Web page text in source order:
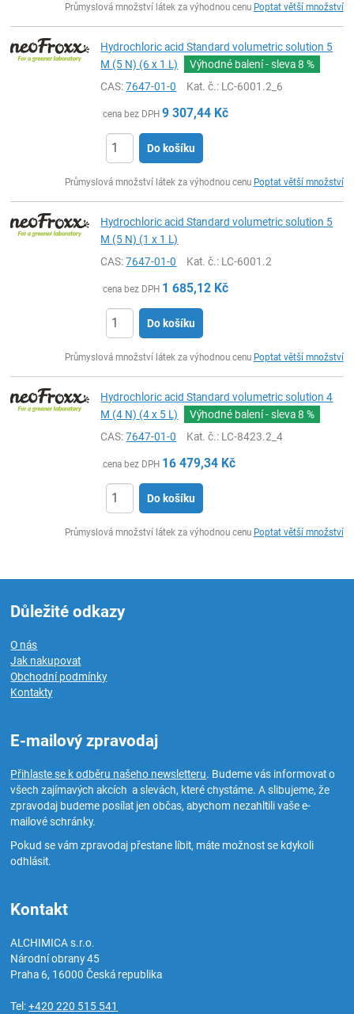
Průmyslová množství látek za výhodnou cenu Poptat větší množství
Hydrochloric acid Standard volumetric solution 5
M (5 N) (6 x 1 L)
Výhodné balení - sleva8 %
CAS:7647-01-0 Kat. č.: LC-6001.2_6
cena bez DPH 9 307,44 Kč
Do košíku
Průmyslová množství látek za výhodnou cenu Poptat větší množství
Hydrochloric acid Standard volumetric solution 5
M (5 N) (1 x 1 L)
CAS:7647-01-0 Kat. č.: LC-6001.2
cena bez DPH 1 685,12 Kč
Do košíku
Průmyslová množství látek za výhodnou cenu Poptat větší množství
Hydrochloric acid Standard volumetric solution 4
M (4 N) (4 x 5 L)
Výhodné balení - sleva8 %
CAS:7647-01-0 Kat. č.: LC-8423.2_4
cena bez DPH 16 479,34 Kč
Do košíku
Průmyslová množství látek za výhodnou cenu Poptat větší množství
Důležité odkazy
O nás
Jak nakupovat
Obchodní podmínky
Kontakty
E-mailový zpravodaj
Přihlaste se k odběru našeho newsletteru. Budeme vás informovat o
všech zajímavých akcích a slevách, které chystáme. A slibujeme, že
zpravodaj budeme posílat jen občas, abychom nezahltili vaše e-
mailové schránky.
Pokud se vám zpravodaj přestane líbit, máte možnost se kdykoli
odhlásit.
Kontakt
ALCHIMICA s.r.o.
Národní obrany 45
Praha 6, 16000Česká republika
Tel:+420 220 515 541